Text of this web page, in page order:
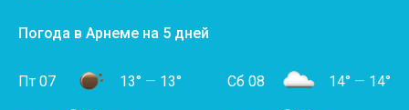
Погода в Арнеме на 5 дней
Пт 07 13° — 13° Сб 08 14° — 14°